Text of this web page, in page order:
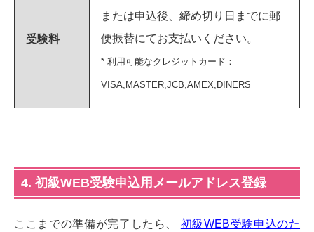
受験料
または申込後、締め切り日までに郵
便振替にてお支払いください。
* 利用可能なクレジットカード：
VISA,MASTER,JCB,AMEX,DINERS
4. 初級WEB受験申込用メールアドレス登録
ここまでの準備が完了したら、 初級WEB受験申込のた